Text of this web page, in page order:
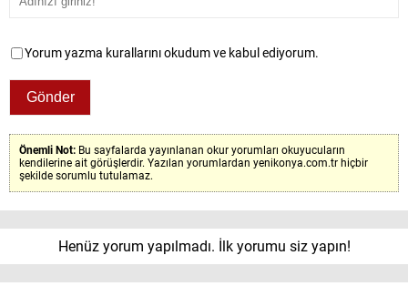
Yorum yazma kurallarını okudum ve kabul ediyorum.
Önemli Not: Bu sayfalarda yayınlanan okur yorumları okuyucuların
kendilerine ait görüşlerdir. Yazılan yorumlardan yenikonya.com.tr hiçbir
şekilde sorumlu tutulamaz.
Henüz yorum yapılmadı. İlk yorumu siz yapın!